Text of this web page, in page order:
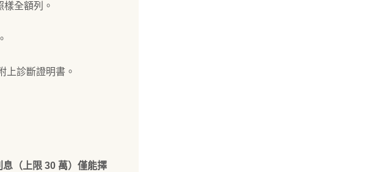
全額列。
上診斷證明書。
（上限 30 萬）僅能擇